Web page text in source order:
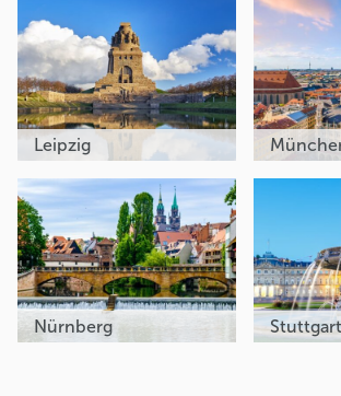
Leipzig
Nürnberg